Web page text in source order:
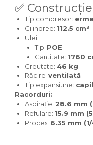
✅
Tip compresor:
Cilindree: 112.5 cm³
Ulei:
Tip: POE
Cantitate: 1760
Greutate: 46 kg
Răcire: ventilată
Tip expansiune:
Racorduri:
Aspirație: 28.6 mm
Refulare: 15.9 mm
Proces: 6.35 mm (1/